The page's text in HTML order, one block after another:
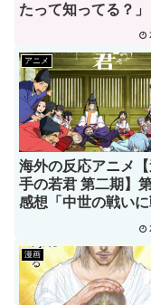
たって知ってる？
アニメ
海外の反応アニメ
手の若君 第二期】
感想「中世の戦い
漫画